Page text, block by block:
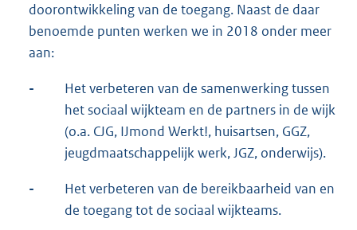
doorontwikkeling van de toegang. Naast de daar
benoemde punten werken we in 2018 onder meer
aan:
-
Het verbeteren van de samenwerking tussen
het sociaal wijkteam en de partners in de wijk
(o.a. CJG, IJmond Werkt!, huisartsen, GGZ,
jeugdmaatschappelijk werk, JGZ, onderwijs).
-
Het verbeteren van de bereikbaarheid van en
de toegang tot de sociaal wijkteams.